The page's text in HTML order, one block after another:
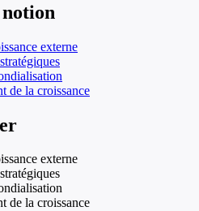
externe
de la croissance
externe
de la croissance